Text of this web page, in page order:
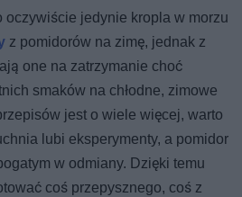
oczywiście jedynie kropla w morzu
z pomidorów na zimę, jednak z
one na zatrzymanie choć
smaków na chłodne, zimowe
jest o wiele więcej, warto
lubi eksperymenty, a pomidor
w odmiany. Dzięki temu
coś przepysznego, coś z